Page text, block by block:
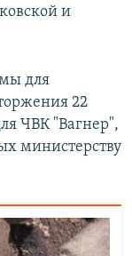
и
для
22
ЧВК "Вагнер",
министерству